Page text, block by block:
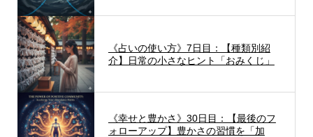
《占いの使い方》7日目：【種類別紹
介】日常の小さなヒント「おみくじ」
《幸せと豊かさ》30日目：【最後のフ
ォローアップ】豊かさの習慣を「加